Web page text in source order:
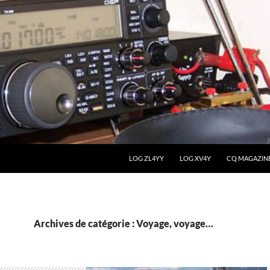
LOG ZL4YY LOG XV4Y CQ
Archives de catégorie : Voyage, voyage…